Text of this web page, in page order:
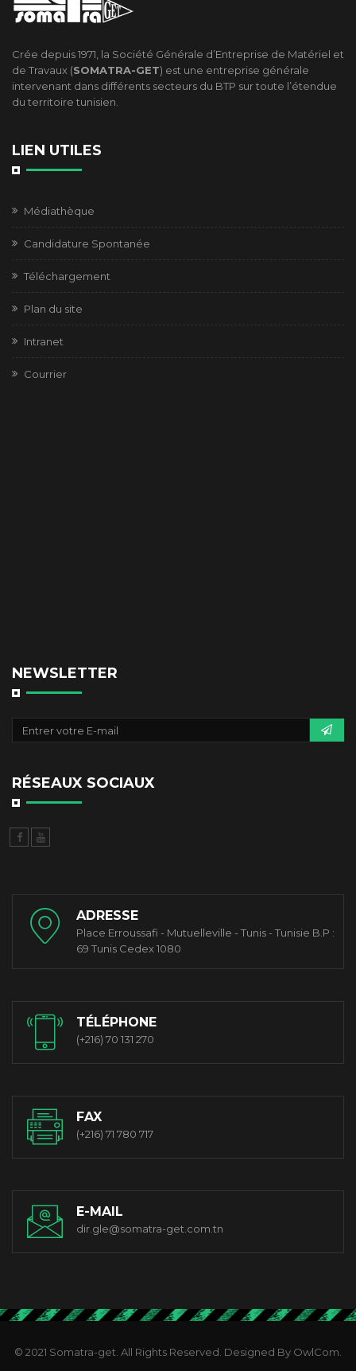
Crée depuis 1971, la Société Générale d’Entreprise de Matériel et
de Travaux (SOMATRA-GET) est une entreprise générale
intervenant dans différents secteurs du BTP sur toute l’étendue
du territoire tunisien.
LIEN UTILES
Médiathèque
Candidature Spontanée
Téléchargement
Plan du site
Intranet
Courrier
NEWSLETTER
RÉSEAUX SOCIAUX
ADRESSE
Place Erroussafi - Mutuelleville - Tunis - Tunisie B.P :
69 Tunis Cedex 1080
TÉLÉPHONE
(+216) 70 131 270
FAX
(+216) 71 780 717
E-MAIL
dir.gle@somatra-get.com.tn
© 2021 Somatra-get. All Rights Reserved. Designed By OwlCom.